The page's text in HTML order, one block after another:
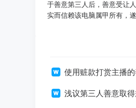
于善意第三人后，善意受让
实而信赖该电脑属甲所有，
使用赃款打赏主播
浅议第三人善意取